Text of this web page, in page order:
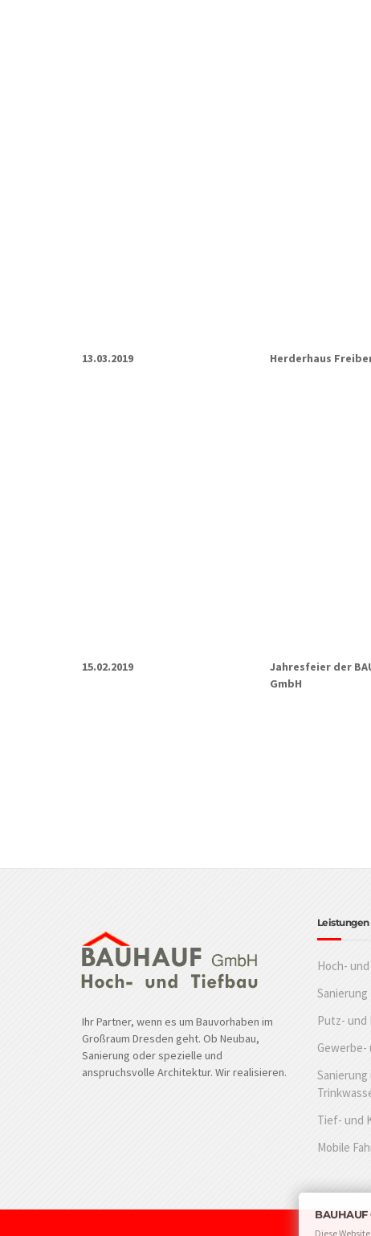
13.03.2019 Herderhaus
15.02.2019
Jahresfeier der
GmbH
Ihr Partner, wenn es um Bauvorhaben im
Großraum Dresden geht. Ob Neubau,
Sanierung oder spezielle und
anspruchsvolle Architektur. Wir realisieren.
Leistungen
Hoch-
Sanierung
Putz- und
Gewerbe-
Sanierung
Tief- und
Mobile
Diese